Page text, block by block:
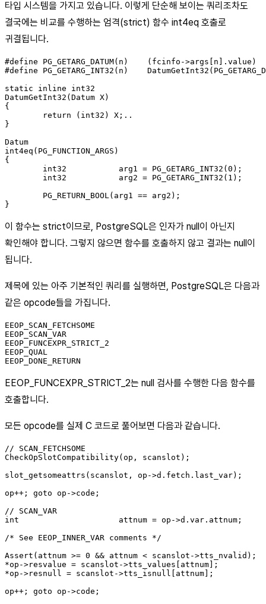
타입 시스템을 가지고 있습니다. 이렇게 단순해 보이는 쿼리조차도
결국에는 비교를 수행하는 엄격(strict) 함수 int4eq 호출로
귀결됩니다.
#define PG_GETARG_DATUM(n)    (fcinfo->args[n].value)
#define PG_GETARG_INT32(n)
static inline int32
DatumGetInt32(Datum X)
{
        return (int32) X;..
}
Datum
int4eq(PG_FUNCTION_ARGS)
{
        int32           arg1 = PG_GETARG_INT32(0);
        int32           arg2 = PG_GETARG_INT32(1);
        PG_RETURN_BOOL(arg1 == arg2);
이 함수는 strict이므로, PostgreSQL은 인자가 null이 아닌지
확인해야 합니다. 그렇지 않으면 함수를 호출하지 않고 결과는 null이
됩니다.
제목에 있는 아주 기본적인 쿼리를 실행하면, PostgreSQL은 다음과
같은 opcode들을 가집니다.
EEOP_SCAN_FETCHSOME
EEOP_SCAN_VAR
EEOP_FUNCEXPR_STRICT_2
EEOP_QUAL
EEOP_FUNCEXPR_STRICT_2는 null 검사를 수행한 다음 함수를
호출합니다.
모든 opcode를 실제 C 코드로 풀어보면 다음과 같습니다.
// SCAN_FETCHSOME
CheckOpSlotCompatibility(op, scanslot);
slot_getsomeattrs(scanslot, op->d.fetch.last_var);
op++; goto op->code;
// SCAN_VAR
int			attnum = op->d.var.attnum;
/* See EEOP_INNER_VAR comments */
Assert(attnum >= 0 && attnum < scanslot->tts_nvalid);
*op->resvalue = scanslot->tts_values[attnum];
*op->resnull = scanslot->tts_isnull[attnum];
op++; goto op->code;